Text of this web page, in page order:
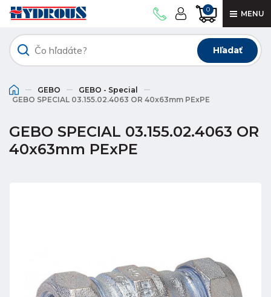
0 MENU
Hľadať
GEBO
GEBO - Special
GEBO SPECIAL 03.155.02.4063 OR 40x63mm PExPE
GEBO SPECIAL 03.155.02.4063 OR
40x63mm PExPE